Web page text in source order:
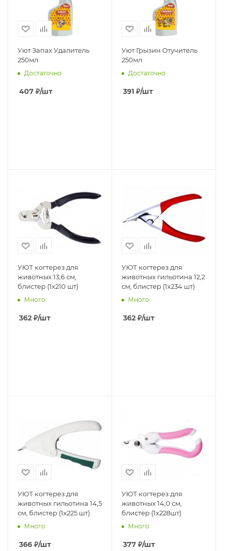
Уют Запах Удалитель
250мл
Достаточно
407 ₽/шт
Уют Грызин Отучитель
250мл
Достаточно
391 ₽/шт
УЮТ когтерез для
животных 13,6 см,
блистер (1х210 шт)
Много
362 ₽/шт
УЮТ когтерез для
животных гильотина 12,2
см, блистер (1х234 шт)
Много
362 ₽/шт
УЮТ когтерез для
животных гильотина 14,5
см, блистер (1х225 шт)
Много
366 ₽/шт
УЮТ когтерез для
животных 14,0 см,
блистер (1х228шт)
Много
377 ₽/шт